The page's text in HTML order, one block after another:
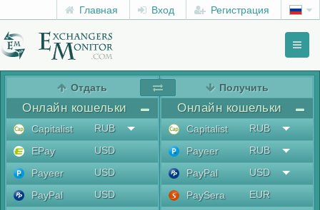
Главная Вход Регистрация
Отдать
Онлайн кошельки
Capitalist
RUB
EPay
USD
Payeer
USD
PayPal
USD
Получить
Онлайн кошельки
Capitalist
RUB
Payeer
RUB
PayPal
USD
PaySera
EUR